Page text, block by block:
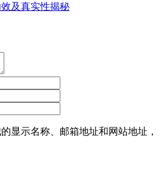
及真实性揭秘
显示名称、邮箱地址和网站地址，